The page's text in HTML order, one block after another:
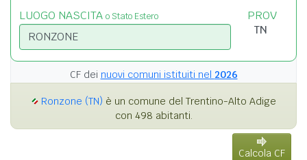
LUOGO NASCITA o Stato Estero PROV
CF dei nuovi comuni istituiti nel 2026
Ronzone (TN) è un comune del Trentino-Alto Adige
con 498 abitanti.
Calcola CF